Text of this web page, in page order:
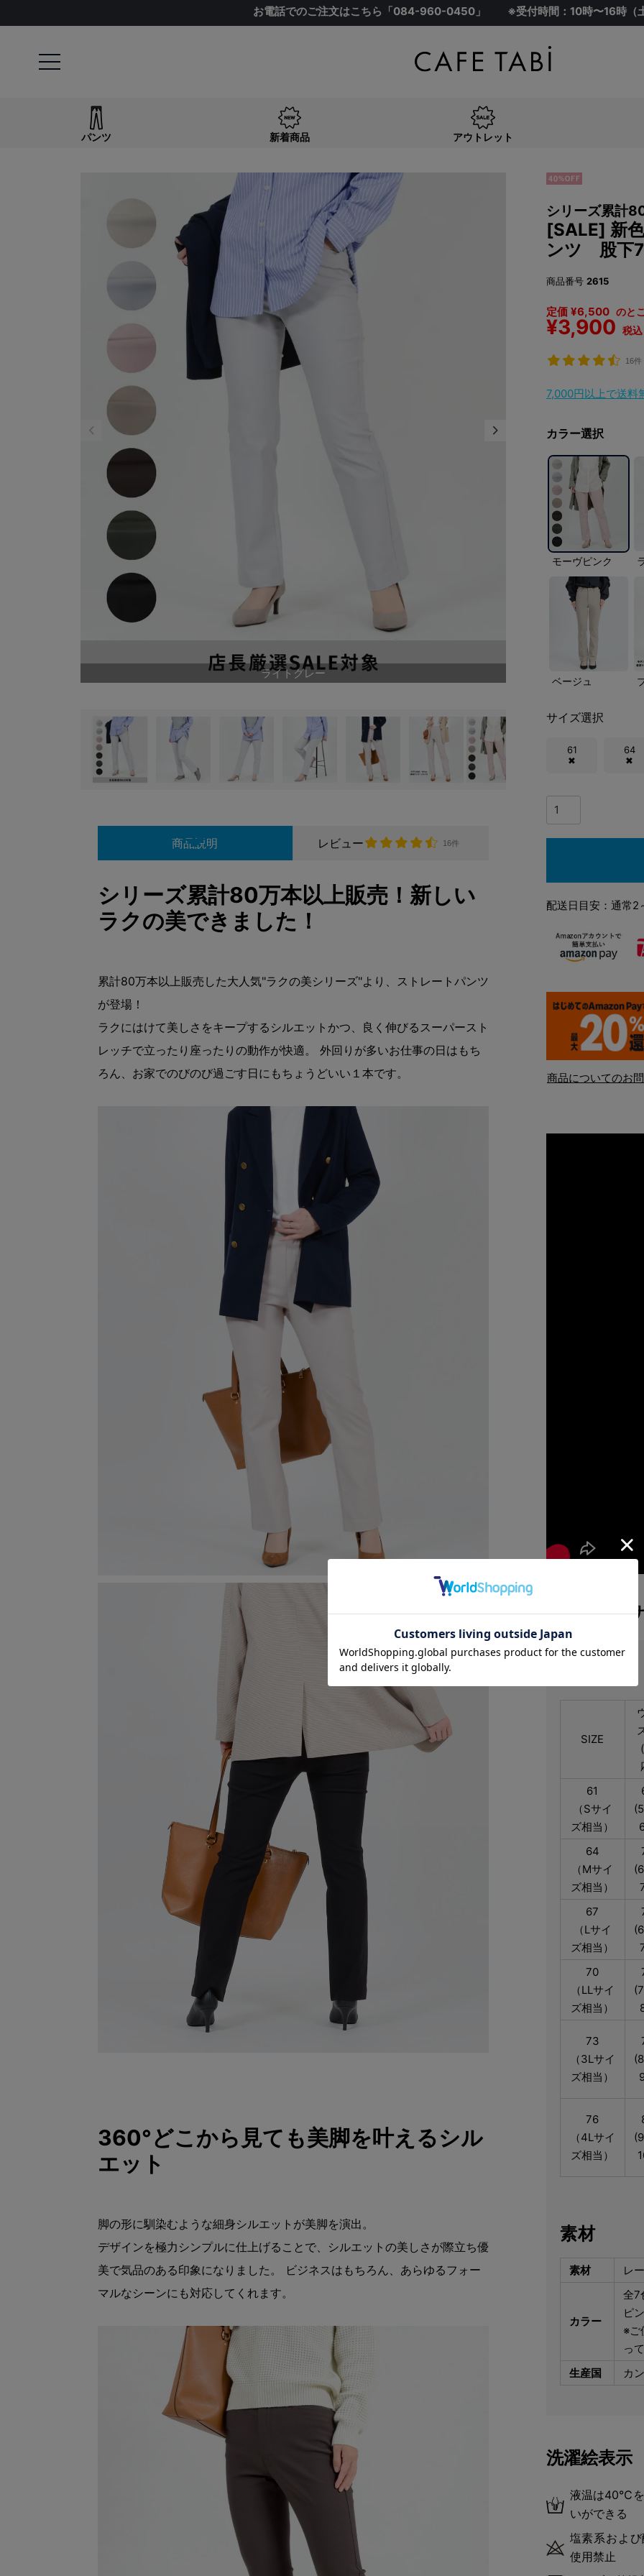
お電話でのご注文はこちら「084-960-0450 」 ※受付時間：10時〜16時（
パンツ 新着商品 アウトレット
ライトグレー
商品説明 レビュー 16件
シリーズ累計80万本以上販売！新しい
ラクの美できました！
累計80万本以上販売した大人気"ラクの美シリーズ"より、ストレートパンツ
が登場！
ラクにはけて美しさをキープするシルエットかつ、良く伸びるスーパースト
レッチで立ったり座ったりの動作が快適。 外回りが多いお仕事の日はもち
ろん、お家でのびのび過ごす日にもちょうどいい１本です。
360°どこから見ても美脚を叶えるシル
エット
脚の形に馴染むような細身シルエットが美脚を演出。
デザインを極力シンプルに仕上げることで、シルエットの美しさが際立ち優
美で気品のある印象になりました。 ビジネスはもちろん、あらゆるフォー
マルなシーンにも対応してくれます。
シリーズ累計
[SALE] 新
ンツ 股下
商品番号 2615
定価 ¥6,500 のと
¥3,900 税込
16件
7,000円以上で送料
カラー選択
モーヴピンク
ベージュ
サイズ選択
61
✖
64
✖
配送日目安：通常2
商品についてのお
SIZE
61
（Sサイ
ズ相当）
64
（Mサイ
ズ相当）
67
（Lサイ
ズ相当）
70
（LLサイ
ズ相当）
73
（3Lサイ
ズ相当）
76
（4Lサイ
ズ相当）
素材
素材 レ
カラー
全7
ピ
※ご
っ
生産国
カ
洗濯絵表示
液温は40℃を
いができる
塩素系およ
使用禁止